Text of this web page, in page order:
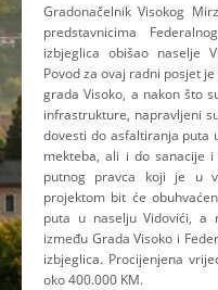
Gradonačelnik Visokog
predstavnicima
izbjeglica obišao naselje
Povod za ovaj radni posjet
grada Visoko, a nakon što
infrastrukture, napravljeni
dovesti do asfaltiranja puta
mekteba, ali i do sanacije
putnog pravca koji je u
projektom bit će
puta u naselju Vidovići, a
između Grada Visoko i
izbjeglica. Procijenjena
oko 400.000 KM.